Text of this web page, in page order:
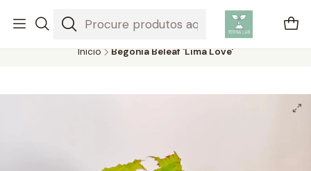
Plantas aéreas são plantas únicas que não precisam de solo para
crescer, absorvendo água e nutrientes do ar.
Início Begonia Beleaf 'Lima Love'